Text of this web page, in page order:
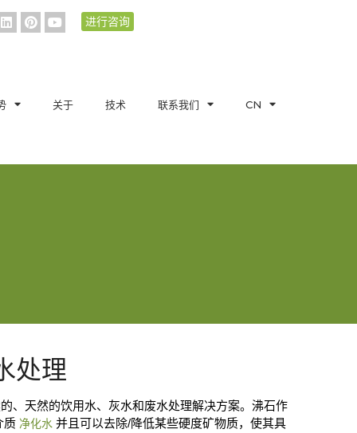
进行咨询
关于 技术 联系我们 CN
处理
、天然的饮用水、灰水和废水处理解决方案。沸石作
质 净化水 并且可以去除/降低某些硬度矿物质，使其具